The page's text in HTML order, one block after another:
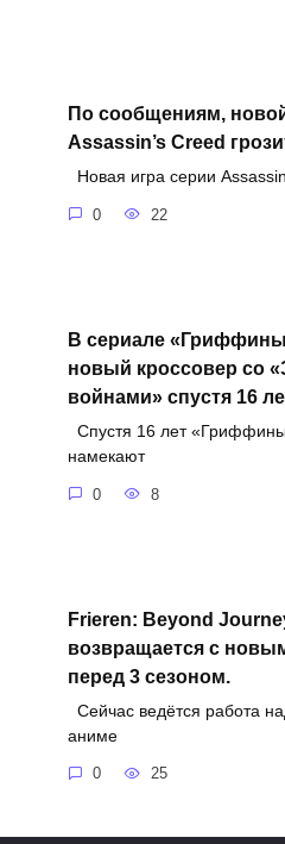
По сообщениям,
Assassin’s Creed
Новая игра серии
0 22
В сериале
новый кроссовер со
войнами» спустя 16
Спустя 16 лет
намекают
0 8
Frieren: Beyond
возвращается с
перед 3 сезоном.
Сейчас ведётся работа
аниме
0 25